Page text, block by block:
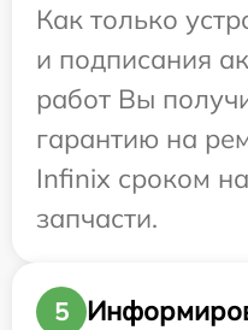
Как только
и подписания
работ Вы
гарантию на
Infinix сроком
запчасти.
5